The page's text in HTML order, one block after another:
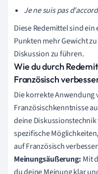
Je ne suis pas
Diese Redemittel sind
Punkten mehr Gewicht
Diskussion zu führen.
Wie du durch
Französisch
Die korrekte Anwendung
Französischkenntnisse
deine
spezifische
auf Französisch
Meinungsäußerung: Mit
du deine Meinung klar